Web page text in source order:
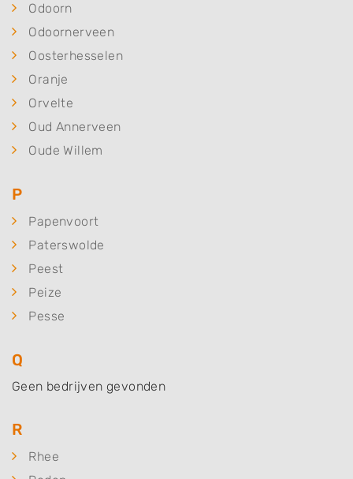
Odoorn
Odoornerveen
Oosterhesselen
Oranje
Orvelte
Oud Annerveen
Oude Willem
P
Papenvoort
Paterswolde
Peest
Peize
Pesse
Q
Geen bedrijven gevonden
R
Rhee